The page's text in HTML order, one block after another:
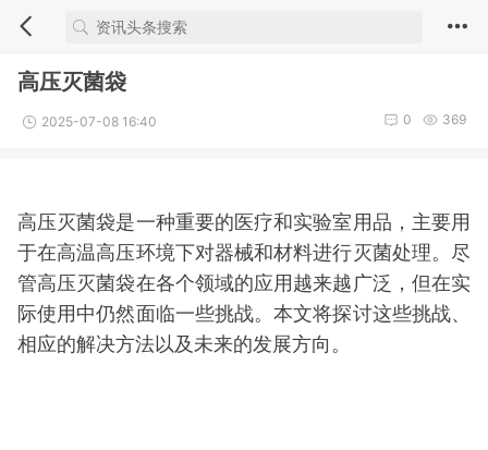
高压灭菌袋
2025-07-08 16:40 369
0
高压灭菌袋是一种重要的医疗和实验室用品，主要用
于在高温高压环境下对器械和材料进行灭菌处理。尽
管高压灭菌袋在各个领域的应用越来越广泛，但在实
际使用中仍然面临一些挑战。本文将探讨这些挑战、
相应的解决方法以及未来的发展方向。